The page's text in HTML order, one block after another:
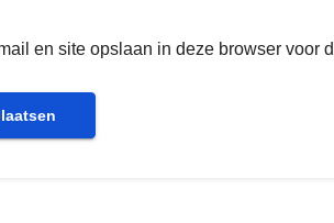
en site opslaan in deze browser voor